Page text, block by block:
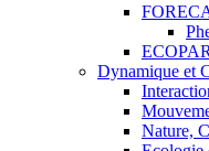
ECOPAR
Dynamique et
Nature,